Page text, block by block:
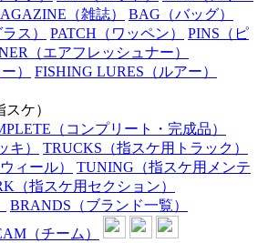
（雑誌） BAG （バッグ）
ス） PATCH （ワッペン） PINS （ピ
（エアフレッシュナー）
） FISHING LURES （ルアー）
スケ）
（コンプリート・完成品）
キ） TRUCKS （指スケ用トラック）
ィール） TUNING （指スケ用メンテ
（指スケ用セクション）
BRANDS （ブランド一覧）
（チーム）